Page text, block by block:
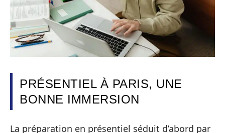
PRÉSENTIEL À PARIS, UNE
BONNE IMMERSION
La préparation en présentiel séduit d’abord par